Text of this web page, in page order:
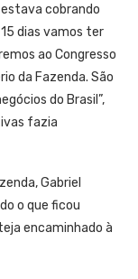
cobrando
dias vamos ter
ao Congresso
da Fazenda. São
do Brasil”,
fazia
Gabriel
o que ficou
encaminhado à